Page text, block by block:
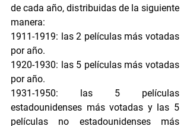
de cada año, distribuidas de la siguiente
manera:
1911-1919: las 2 películas más votadas
por año.
1920-1930: las 5 películas más votadas
por año.
1931-1950: las 5 películas
estadounidenses más votadas y las 5
películas no estadounidenses más